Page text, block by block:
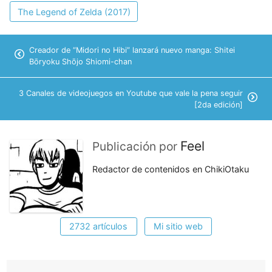
The Legend of Zelda (2017)
Creador de “Midori no Hibi” lanzará nuevo manga: Shitei
Bōryoku Shōjo Shiomi-chan
3 Canales de videojuegos en Youtube que vale la pena seguir
[2da edición]
Publicación por Feel
Redactor de contenidos en ChikiOtaku
2732 artículos Mi sitio web